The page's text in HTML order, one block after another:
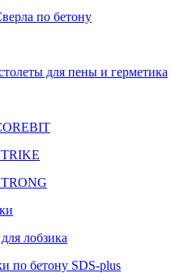
по бетону
для пены и герметика
лобзика
по бетону SDS-plus